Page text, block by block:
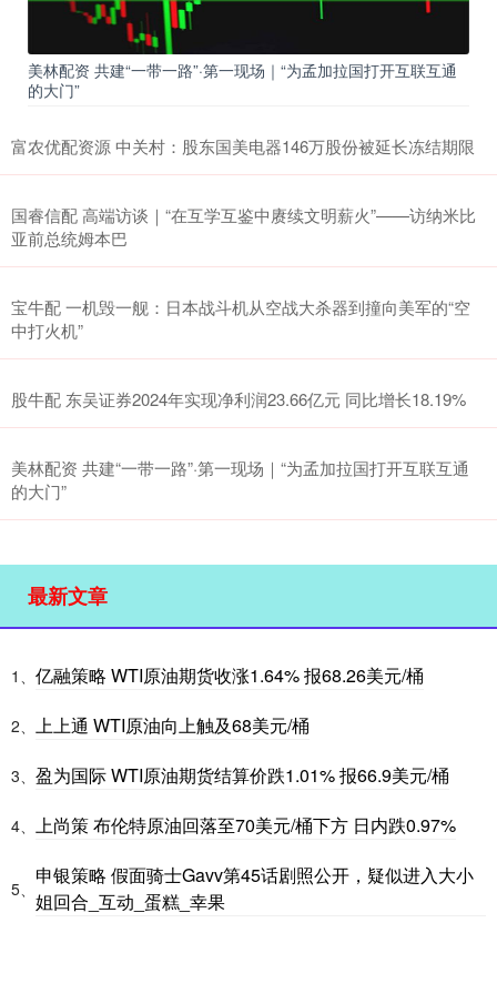
美林配资 共建“一带一路”·第一现场｜“为孟加拉国打开互联互通
的大门”
富农优配资源 中关村：股东国美电器146万股份被延长冻结期限
国睿信配 高端访谈｜“在互学互鉴中赓续文明薪火”——访纳米比
亚前总统姆本巴
宝牛配 一机毁一舰：日本战斗机从空战大杀器到撞向美军的“空
中打火机”
股牛配 东吴证券2024年实现净利润23.66亿元 同比增长18.19%
美林配资 共建“一带一路”·第一现场｜“为孟加拉国打开互联互通
的大门”
最新文章
1、 亿融策略 WTI原油期货收涨1.64% 报68.26美元/桶
2、 上上通 WTI原油向上触及68美元/桶
3、 盈为国际 WTI原油期货结算价跌1.01% 报66.9美元/桶
4、 上尚策 布伦特原油回落至70美元/桶下方 日内跌0.97%
5、
申银策略 假面骑士Gavv第45话剧照公开，疑似进入大小
姐回合_互动_蛋糕_幸果